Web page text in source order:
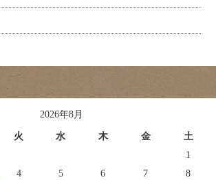
2026年8月
火 水 木 金 土
1
4 5 6 7
8